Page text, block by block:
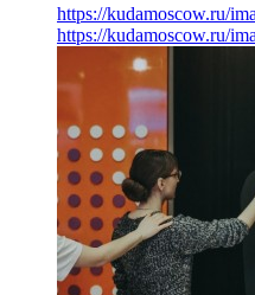
https://kudamoscow.ru/
https://kudamoscow.ru/